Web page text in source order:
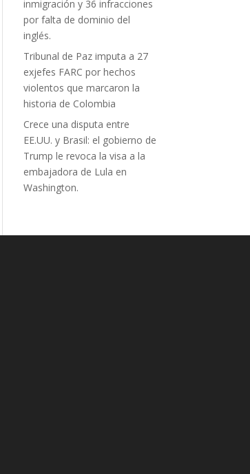
inmigración y 36 infracciones
por falta de dominio del
inglés.
Tribunal de Paz imputa a 27
exjefes FARC por hechos
violentos que marcaron la
historia de Colombia
Crece una disputa entre
EE.UU. y Brasil: el gobierno de
Trump le revoca la visa a la
embajadora de Lula en
Washington.